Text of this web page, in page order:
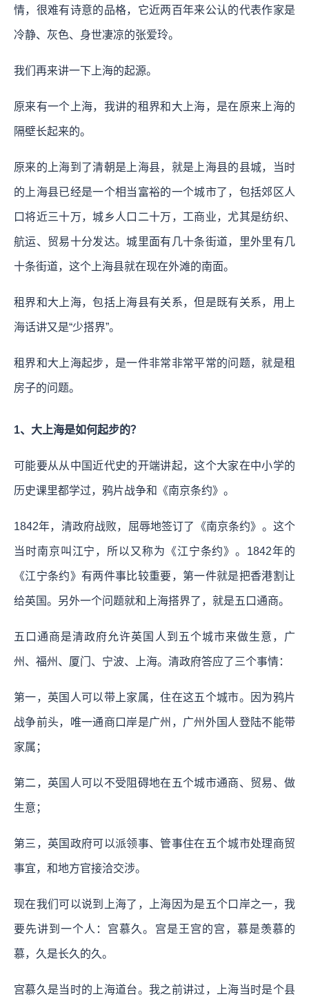
情，很难有诗意的品格，它近两百年来公认的代表作家是
冷静、灰色、身世凄凉的张爱玲。
我们再来讲一下上海的起源。
原来有一个上海，我讲的租界和大上海，是在原来上海的
隔壁长起来的。
原来的上海到了清朝是上海县，就是上海县的县城，当时
的上海县已经是一个相当富裕的一个城市了，包括郊区人
口将近三十万，城乡人口二十万，工商业，尤其是纺织、
航运、贸易十分发达。城里面有几十条街道，里外里有几
十条街道，这个上海县就在现在外滩的南面。
租界和大上海，包括上海县有关系，但是既有关系，用上
海话讲又是“少搭界”。
租界和大上海起步，是一件非常非常平常的问题，就是租
房子的问题。
1、大上海是如何起步的？
可能要从从中国近代史的开端讲起，这个大家在中小学的
历史课里都学过，鸦片战争和《南京条约》。
1842年，清政府战败，屈辱地签订了《南京条约》。这个
当时南京叫江宁，所以又称为《江宁条约》。1842年的
《江宁条约》有两件事比较重要，第一件就是把香港割让
给英国。另外一个问题就和上海搭界了，就是五口通商。
五口通商是清政府允许英国人到五个城市来做生意，广
州、福州、厦门、宁波、上海。清政府答应了三个事情：
第一，英国人可以带上家属，住在这五个城市。因为鸦片
战争前头，唯一通商口岸是广州，广州外国人登陆不能带
家属；
第二，英国人可以不受阻碍地在五个城市通商、贸易、做
生意；
第三，英国政府可以派领事、管事住在五个城市处理商贸
事宜，和地方官接洽交涉。
现在我们可以说到上海了，上海因为是五个口岸之一，我
要先讲到一个人：宫慕久。宫是王宫的宫，慕是羡慕的
慕，久是长久的久。
宫慕久是当时的上海道台。我之前讲过，上海当时是个县